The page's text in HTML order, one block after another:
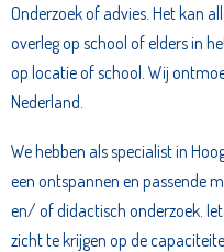
Onderzoek of advies. Het kan
overleg op school of elders in
op locatie of school. Wij
Nederland.
We hebben als specialist in
een ontspannen en passende
en/ of didactisch onderzoek.
zicht te krijgen op de